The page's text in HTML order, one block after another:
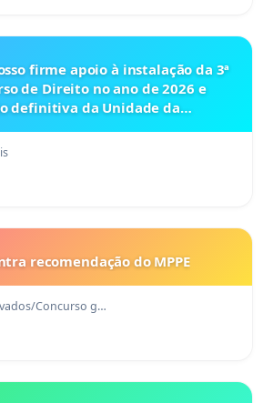
firme apoio à instalação da 3ª
de Direito no ano de 2026 e
definitiva da Unidade da
recomendação do MPPE
Concurso g…